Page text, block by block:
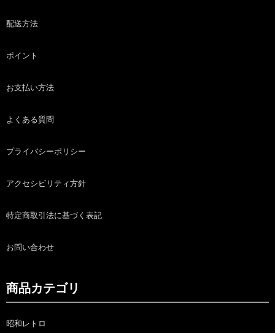
配送方法
ポイント
お支払い方法
よくある質問
プライバシーポリシー
アクセシビリティ方針
特定商取引法に基づく表記
お問い合わせ
商品カテゴリ
昭和レトロ